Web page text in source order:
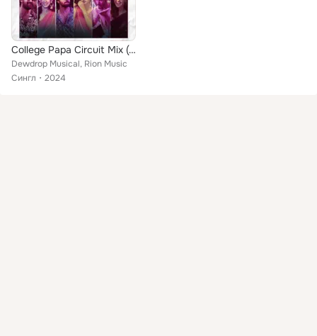
College Papa Circuit Mix (From "Mad")
Dewdrop Musical, Rion Music
Сингл
2024